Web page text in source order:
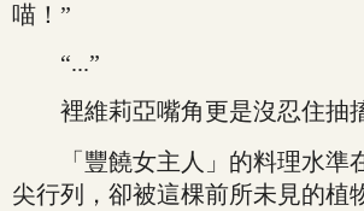
喵！”
“...”
裡維莉亞嘴角更是沒忍住抽搐
「豐饒女主人」的料理水準
尖行列，卻被這棵前所未見的植